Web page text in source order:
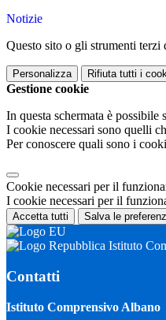
Notizie
Questo sito o gli strumenti
Personalizza Rifiuta tutti i
Gestione cookie
In questa schermata è
I cookie necessari sono quelli
Per conoscere quali sono i
Cookie necessari per il
I cookie necessari per il
Accetta tutti Salva le
Istituto
Contatti
Istituto Comprensivo Albano